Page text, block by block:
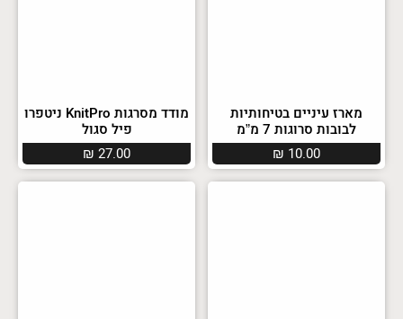
מארז עיניים בטיחותיות
לבובות סרוגות 7 מ”מ
₪ 10.00
מודד מסרגות KnitPro ניטפרו
פיל סגול
₪ 27.00